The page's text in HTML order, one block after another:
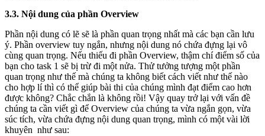
3.3. Nội dung của phần Overview
Phần nội dung có lẽ sẽ là phần quan trọng nhất mà các bạn cần lưu
ý. Phần overview tuy ngắn, nhưng nội dung nó chứa đựng lại vô
cùng quan trọng. Nếu thiếu đi phần Overview, thậm chí điểm số của
bạn cho task 1 sẽ bị trừ đi một nửa. Thử tưởng tượng một phần
quan trọng như thế mà chúng ta không biết cách viết như thế nào
cho hợp lí thì có thể giúp bài thi của chúng mình đạt điểm cao hơn
được không? Chắc chắn là không rồi! Vậy quay trở lại với vấn đề
chúng ta cần viết gì để Overview của chúng ta vừa ngắn gọn, vừa
súc tích, vừa chứa đựng nội dung quan trọng, mình có một vài lời
khuyên như sau: